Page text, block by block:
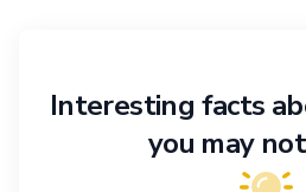
Interesting facts
you may